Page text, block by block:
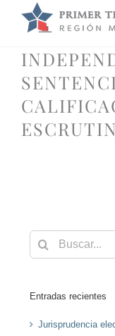
Buscar:
Entradas recientes
Jurisprudencia